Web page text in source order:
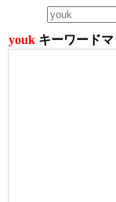
youk キーワード